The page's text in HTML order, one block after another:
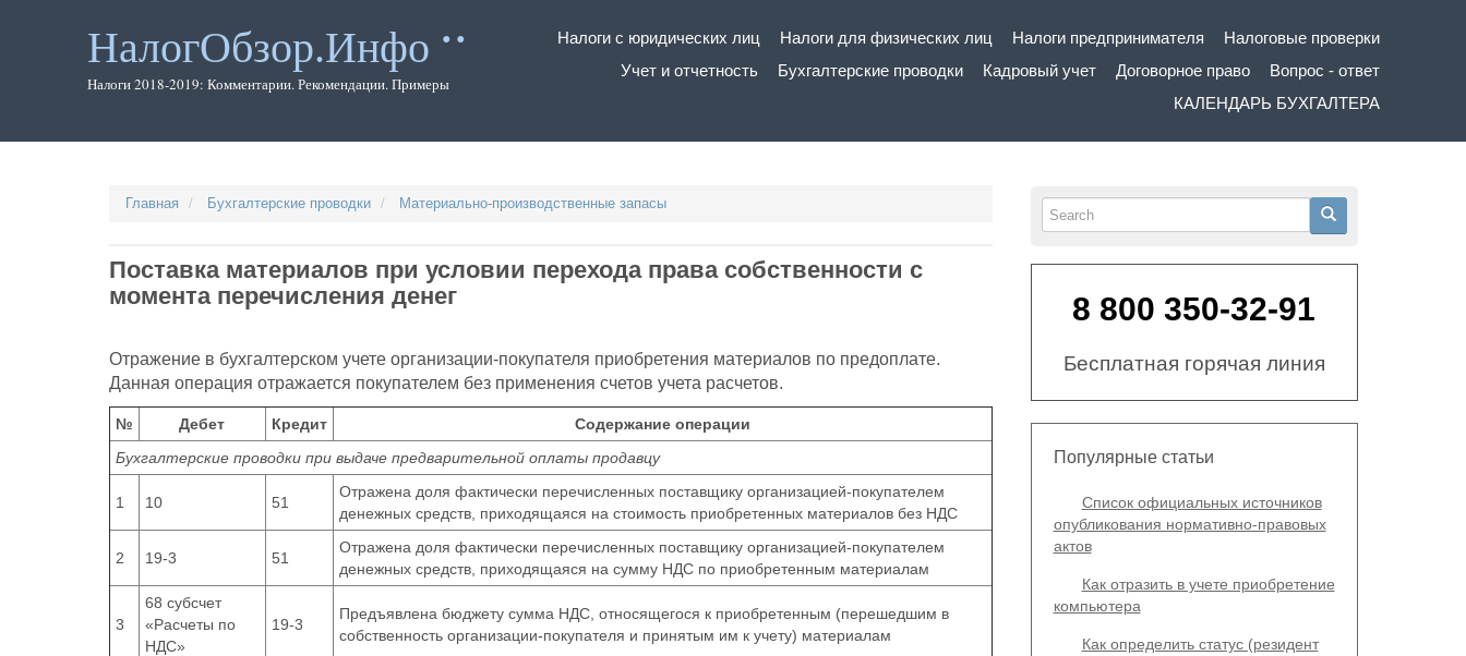
НалогОбзор.Инфо
Налоги 2018-2019: Комментарии. Рекомендации. Примеры
ОсновнаяНалоги с юридических лиц Налоги для физических лиц Налоги предпринимателя
Налоговые проверки
Учет и отчетность
Бухгалтерские проводки Кадровый учет Договорное право
Вопрос - ответ
КАЛЕНДАРЬ БУХГАЛТЕРА
Главная Бухгалтерские проводки Материально-производственные запасы
Поставка материалов при условии перехода права собственности с
момента перечисления денег
Отражение в бухгалтерском учете организации-покупателя приобретения материалов по предоплате.
Данная операция отражается покупателем без применения счетов учета расчетов.
№ Дебет Кредит
Содержание операции
Бухгалтерские проводки при выдаче предварительной оплаты продавцу
1 10 51
Отражена доля фактически перечисленных поставщику организацией-покупателем
денежных средств, приходящаяся на стоимость приобретенных материалов без НДС
2 19-3 51
Отражена доля фактически перечисленных поставщику организацией-покупателем
денежных средств, приходящаяся на сумму НДС по приобретенным материалам
3
68 субсчет
«Расчеты по
НДС»
19-3
Предъявлена бюджету сумма НДС, относящегося к приобретенным (перешедшим в
собственность организации-покупателя и принятым им к учету) материалам
Search Search
8 800 350-32-91
Бесплатная горячая линия
Популярные статьи
Список официальных источников
опубликования нормативно-правовых
актов
Как отразить в учете приобретение
компьютера
Как определить статус (резидент